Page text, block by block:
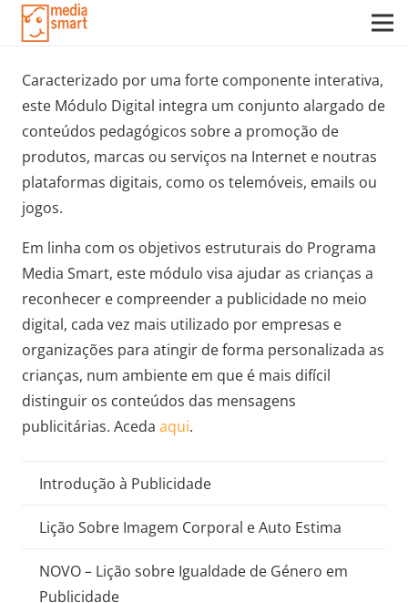
Caracterizado por uma forte componente interativa,
este Módulo Digital integra um conjunto alargado de
conteúdos pedagógicos sobre a promoção de
produtos, marcas ou serviços na Internet e noutras
plataformas digitais, como os telemóveis, emails ou
jogos.
Em linha com os objetivos estruturais do Programa
Media Smart, este módulo visa ajudar as crianças a
reconhecer e compreender a publicidade no meio
digital, cada vez mais utilizado por empresas e
organizações para atingir de forma personalizada as
crianças, num ambiente em que é mais difícil
distinguir os conteúdos das mensagens
publicitárias. Aceda aqui.
Introdução à Publicidade
Lição Sobre Imagem Corporal e Auto Estima
NOVO – Lição sobre Igualdade de Género em
Publicidade